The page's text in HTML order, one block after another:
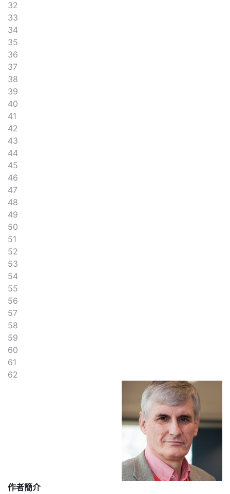
32
33
34
35
36
37
38
39
40
41
42
43
44
45
46
47
48
49
50
51
52
53
54
55
56
57
58
59
60
61
62
作者簡介